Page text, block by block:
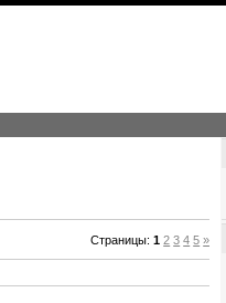
Страницы:1 2 3 4 5 »